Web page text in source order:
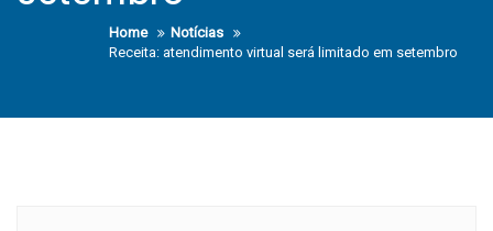
Home
Notícias
Receita: atendimento virtual será limitado em setembro